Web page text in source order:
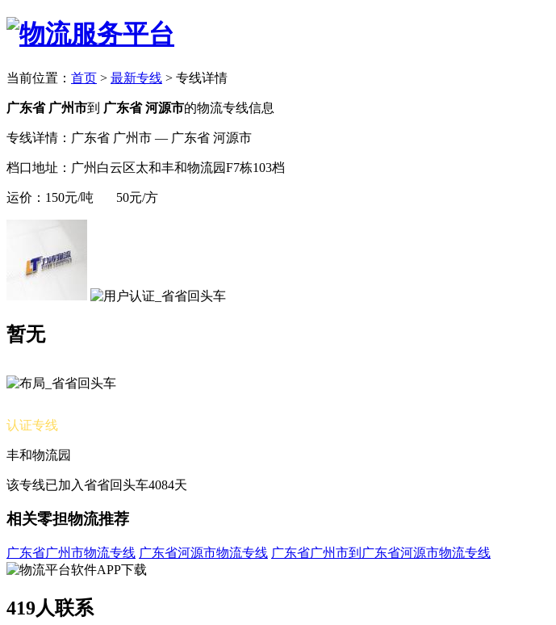
当前位置： 首页 > 最新专线 > 专线详情
广东省 广州市到 广东省 河源市的物流专线信息
专线详情：广东省 广州市 — 广东省 河源市
档口地址：广州白云区太和丰和物流园F7栋103档
运价：150元/吨 50元/方
暂无
认证专线
丰和物流园
该专线已加入省省回头车4084天
相关零担物流推荐
广东省广州市物流专线 广东省河源市物流专线 广东省广州市到广东省河源市物流专线
419人联系